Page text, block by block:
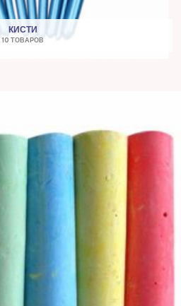
КИСТИ
10 ТОВАРОВ